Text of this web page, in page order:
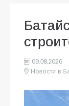
09.08.2026
Новости в